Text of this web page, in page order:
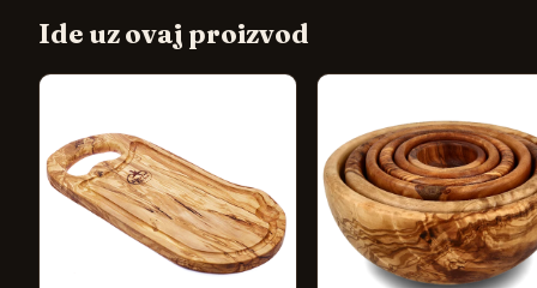
Ide uz ovaj proizvod